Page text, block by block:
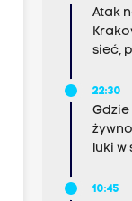
Atak
sieć,
22:30
luki w
10:45